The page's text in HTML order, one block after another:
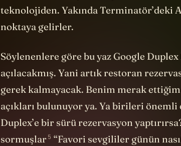
teknolojiden. Yakında Terminatör’deki
noktaya gelirler.
Söylenenlere göre bu yaz Google
açılacakmış. Yani artık restoran
gerek kalmayacak. Benim merak
açıkları bulunuyor ya. Ya birileri
Duplex’e bir sürü rezervasyon
sormuşlar5 “Favori sevgililer günün